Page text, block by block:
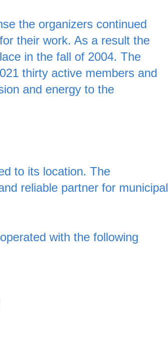
the organizers continued
their work. As a result the
in the fall of 2004. The
thirty active members and
and energy to the
to its location. The
reliable partner for municipal
with the following